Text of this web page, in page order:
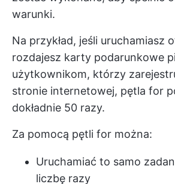
warunki.
Na przykład, jeśli uruchamiasz
rozdajesz karty podarunkowe
użytkownikom, którzy
stronie internetowej, pętla for
dokładnie 50 razy.
Za pomocą pętli for można:
Uruchamiać to samo
liczbę razy